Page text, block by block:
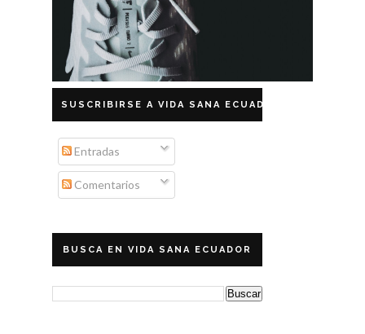
SUSCRIBIRSE A VIDA SANA ECUADOR
Entradas
Comentarios
BUSCA EN VIDA SANA ECUADOR